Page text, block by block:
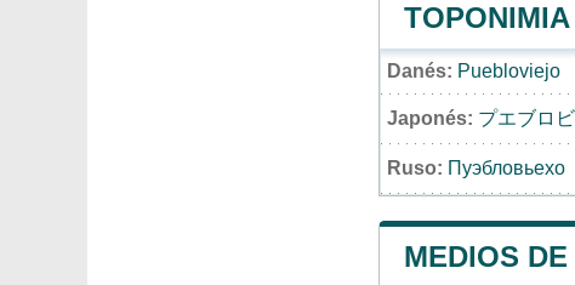
Danés: Puebloviejo
Japonés: プエブロ
Ruso: Пуэбловьехо
MEDIOS